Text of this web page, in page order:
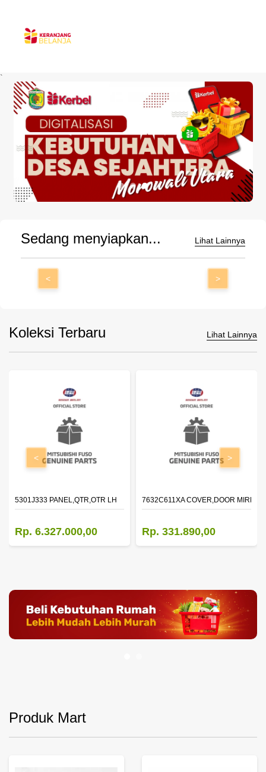
`
Sedang menyiapkan... Lihat Lainnya
< >
Koleksi Terbaru Lihat Lainnya
5301J333 PANEL,QTR,OTR LH
Rp. 6.327.000,00
7632C611XA COVER,DOOR
Rp. 331.890,00
< >
Produk Mart